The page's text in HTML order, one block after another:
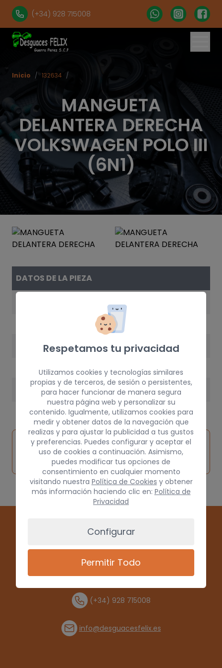
(+34) 928 715008
MANGUETA
DELANTERA DERECHA
VOLKSWAGEN POLO III
(6N1)
Inicio / 132634 /
DATOS DE LA PIEZA
PESO
Inspeccionar
vehículo de
Solicitar
pieza
Consultar
por
(+34) 928 715008
info@desguacesfelix.es
Respetamos tu privacidad
Utilizamos cookies y tecnologías similares
propias y de terceros, de sesión o persistentes,
para hacer funcionar de manera segura
nuestra página web y personalizar su
contenido. Igualmente, utilizamos cookies para
medir y obtener datos de la navegación que
realizas y para ajustar la publicidad a tus gustos
y preferencias. Puedes configurar y aceptar el
uso de cookies a continuación. Asimismo,
puedes modificar tus opciones de
consentimiento en cualquier momento
visitando nuestra Política de Cookies y obtener
más información haciendo clic en: Política de
Privacidad
Configurar
Permitir Todo